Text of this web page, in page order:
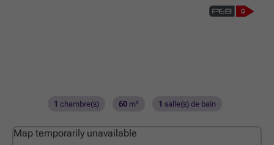
1 chambre(s) 60m² 1 salle(s) de bain
Map temporarily unavailable